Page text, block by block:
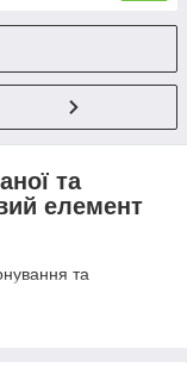
та
елемент
та
для цієї